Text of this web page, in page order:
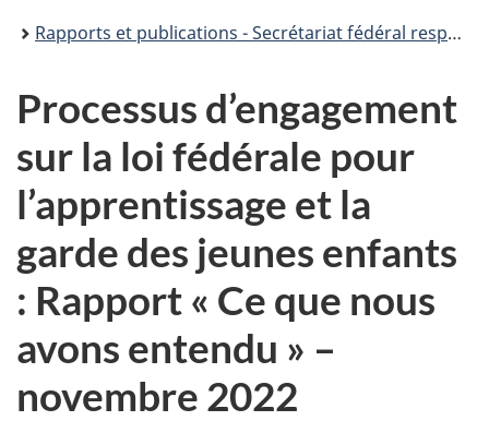
Rapports et publications - Secrétariat fédéral responsable de l’apprentissage et la garde des jeunes enfants
Processus d’engagement
sur la loi fédérale pour
l’apprentissage et la
garde des jeunes enfants
: Rapport « Ce que nous
avons entendu » –
novembre 2022